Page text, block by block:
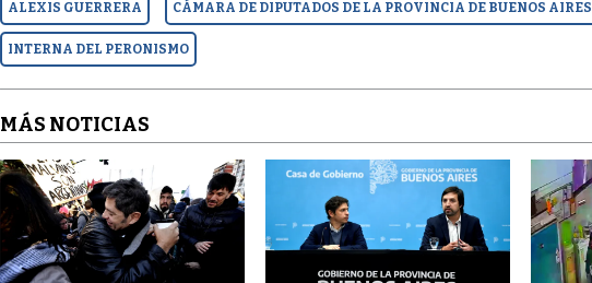
ALEXIS GUERRERA CÁMARA DE DIPUTADOS DE LA PROVINCIA DE BUENOS AIRES
INTERNA DEL PERONISMO
MÁS NOTICIAS